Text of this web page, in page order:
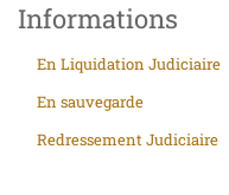
Informations
En Liquidation Judiciaire
En sauvegarde
Redressement Judiciaire